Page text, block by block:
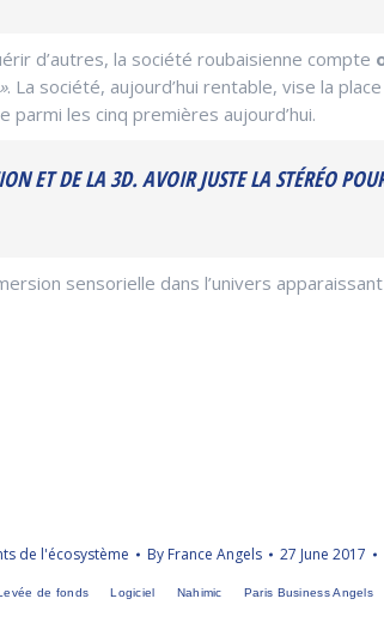
d’autres, la société roubaisienne compte
. La société, aujourd’hui rentable, vise la
parmi les cinq premières aujourd’hui.
ET DE LA 3D. AVOIR JUSTE LA STÉRÉO
sensorielle dans l’univers
de l'écosystème By France Angels 27 June 2017
de fonds Logiciel Nahimic Paris Business Angels